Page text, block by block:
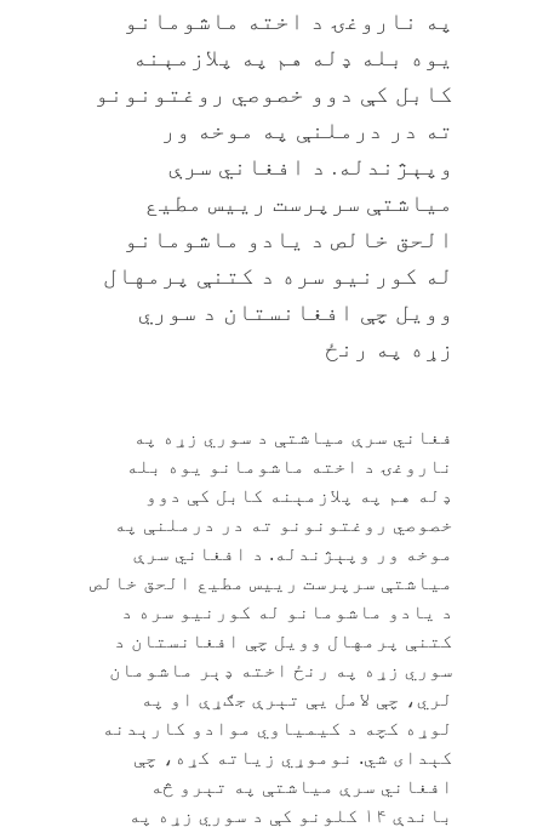
په ناروغۍ د اخته ماشومانو
یوه بله ډله هم په پلازمېنه
کابل کې دوو خصوصي روغتونونو
ته در درملنې په موخه ور
وپېژندله. د افغاني سرې
میاشتې سرپرست ریيس مطیع
الحق خالص د يادو ماشومانو
له کورنيو سره د کتنې پرمهال
وويل چې افغانستان د سوري
زړه په رنځ
فغاني سرې میاشتې د سوري زړه په
ناروغۍ د اخته ماشومانو یوه بله
ډله هم په پلازمېنه کابل کې دوو
خصوصي روغتونونو ته در درملنې په
موخه ور وپېژندله. د افغاني سرې
میاشتې سرپرست ریيس مطیع الحق خالص
د يادو ماشومانو له کورنيو سره د
کتنې پرمهال وويل چې افغانستان د
سوري زړه په رنځ اخته ډېر ماشومان
لري، چې لامل يې تېرې جګړې او په
لوړه کچه د کیمیاوي موادو کارېدنه
کېدای شي. نوموړي زياته کړه، چې
افغاني سرې مياشتې په تېرو څه
باندې ۱۴ کلونو کې د سوري زړه په